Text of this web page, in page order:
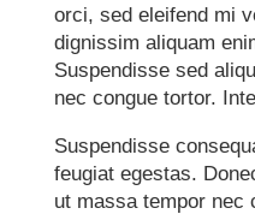
orci, sed eleifend mi
dignissim aliquam
Suspendisse sed
nec congue tortor.
Suspendisse
feugiat egestas.
ut massa tempor nec